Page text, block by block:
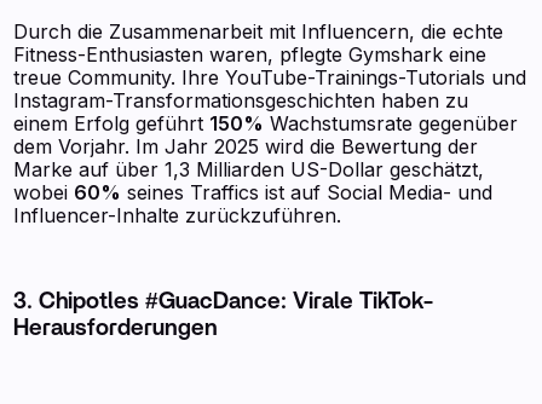
Durch die Zusammenarbeit mit Influencern, die echte
Fitness-Enthusiasten waren, pflegte Gymshark eine
treue Community. Ihre YouTube-Trainings-Tutorials und
Instagram-Transformationsgeschichten haben zu
einem Erfolg geführt 150% Wachstumsrate gegenüber
dem Vorjahr. Im Jahr 2025 wird die Bewertung der
Marke auf über 1,3 Milliarden US-Dollar geschätzt,
wobei 60% seines Traffics ist auf Social Media- und
Influencer-Inhalte zurückzuführen.
3. Chipotles #GuacDance: Virale TikTok-
Herausforderungen